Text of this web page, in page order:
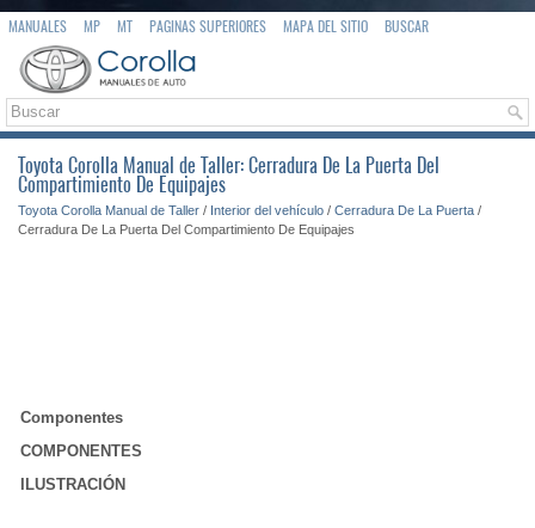
MANUALES MP MT PAGINAS SUPERIORES MAPA DEL SITIO BUSCAR
Toyota Corolla Manual de Taller: Cerradura De La Puerta Del
Compartimiento De Equipajes
Toyota Corolla Manual de Taller / Interior del vehículo / Cerradura De La Puerta /
Cerradura De La Puerta Del Compartimiento De Equipajes
Componentes
COMPONENTES
ILUSTRACIÓN